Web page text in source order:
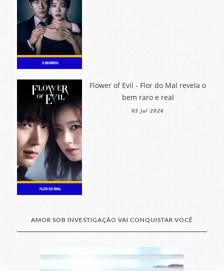
Flower of Evil - Flor do Mal revela o
bem raro e real
05 Jul 2026
AMOR SOB INVESTIGAÇÃO VAI CONQUISTAR VOCÊ